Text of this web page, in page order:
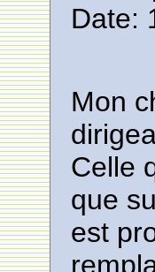
Date:
Mon
Celle
que
est